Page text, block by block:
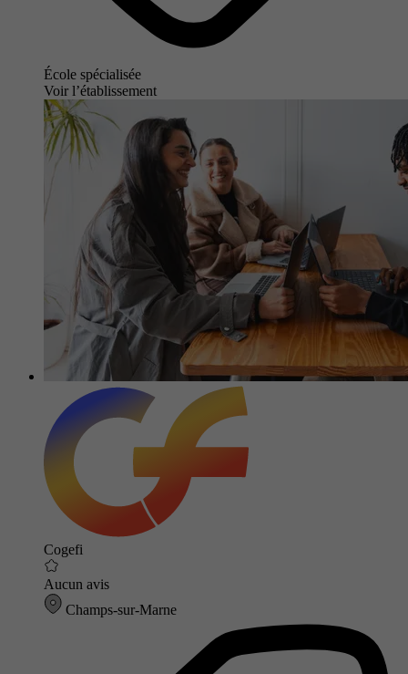
École spécialisée
Voir l’établissement
Cogefi
Aucun avis
Champs-sur-Marne